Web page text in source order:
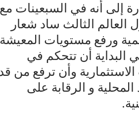
إلى أنه في السبعينات
العالم الثالث ساد شعار
ورفع مستويات
البداية أن تتحكم في
وأن ترفع من
المحلية و الرقابة على